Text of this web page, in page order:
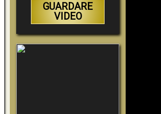
GUARDARE
VIDEO